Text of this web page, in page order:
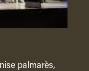
palmarès,